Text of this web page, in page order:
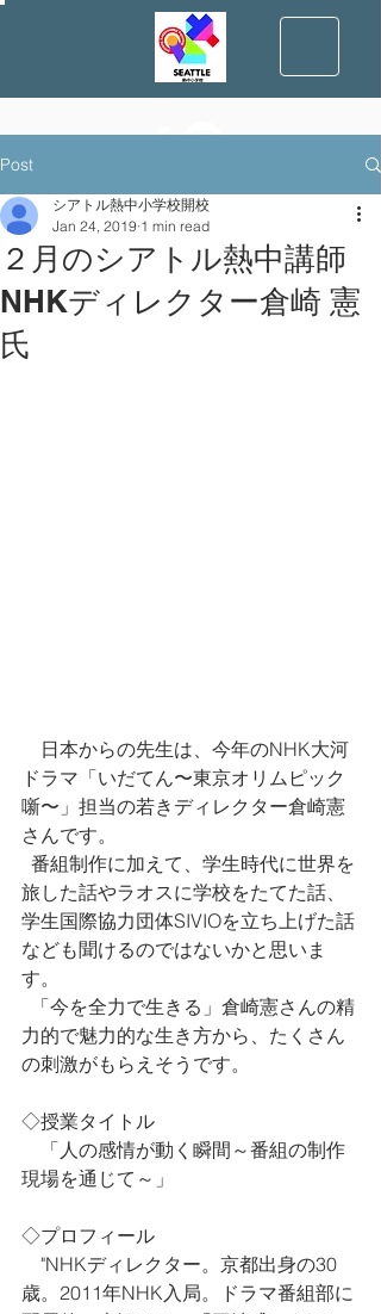
Post
２月のシアトル熱中講師
NHKディレクター倉崎 憲
氏
シアトル熱中小学校開校
Jan 24, 2019 1 min read
日本からの先生は、今年のNHK大河
ドラマ「いだてん〜東京オリムピック
噺〜」担当の若きディレクター倉崎憲
さんです。
旅した話やラオスに学校をたてた話、
学生国際協力団体SIVIOを立ち上げた話
なども聞けるのではないかと思いま
す。
力的で魅力的な生き方から、たくさん
の刺激がもらえそうです。
◇授業タイトル
「人の感情が動く瞬間～番組の制作
現場を通じて～」
◇プロフィール
"NHKディレクター。京都出身の30
歳。2011年NHK入局。ドラマ番組部に